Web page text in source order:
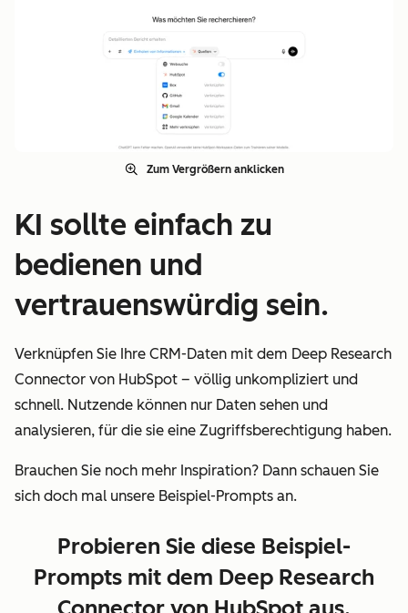
Zum Vergrößern anklicken
KI sollte einfach zu
bedienen und
vertrauenswürdig sein.
Verknüpfen Sie Ihre CRM-Daten mit dem Deep Research
Connector von HubSpot – völlig unkompliziert und
schnell. Nutzende können nur Daten sehen und
analysieren, für die sie eine Zugriffsberechtigung haben.
Brauchen Sie noch mehr Inspiration? Dann schauen Sie
sich doch mal unsere Beispiel-Prompts an.
Probieren Sie diese Beispiel-
Prompts mit dem Deep Research